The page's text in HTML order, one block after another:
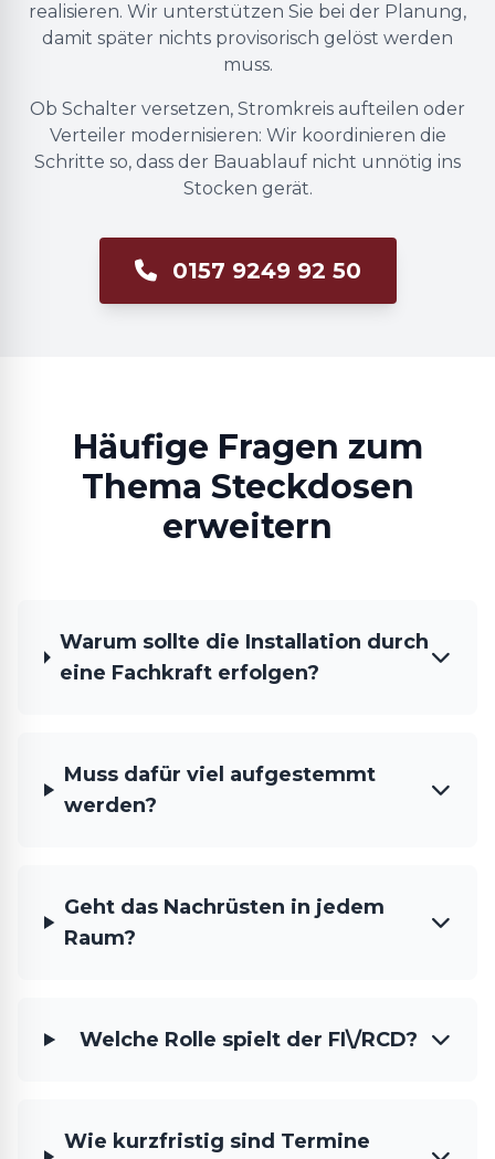
realisieren. Wir unterstützen Sie bei der Planung,
damit später nichts provisorisch gelöst werden
muss.
Ob Schalter versetzen, Stromkreis aufteilen oder
Verteiler modernisieren: Wir koordinieren die
Schritte so, dass der Bauablauf nicht unnötig ins
Stocken gerät.
0157 9249 92 50
Häufige Fragen zum
Thema Steckdosen
erweitern
Warum sollte die Installation durch
eine Fachkraft erfolgen?
Muss dafür viel aufgestemmt
werden?
Geht das Nachrüsten in jedem
Raum?
Welche Rolle spielt der FI\/RCD?
Wie kurzfristig sind Termine